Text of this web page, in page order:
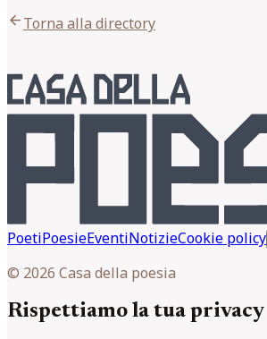
arrow_backTorna alla directory
PoetiPoesieEventiNotizieCookie policy
© 2026 Casa della poesia
Rispettiamo la tua privacy